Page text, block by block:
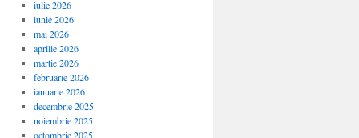
iulie 2026
iunie 2026
mai 2026
aprilie 2026
martie 2026
februarie 2026
ianuarie 2026
decembrie 2025
noiembrie 2025
octombrie 2025